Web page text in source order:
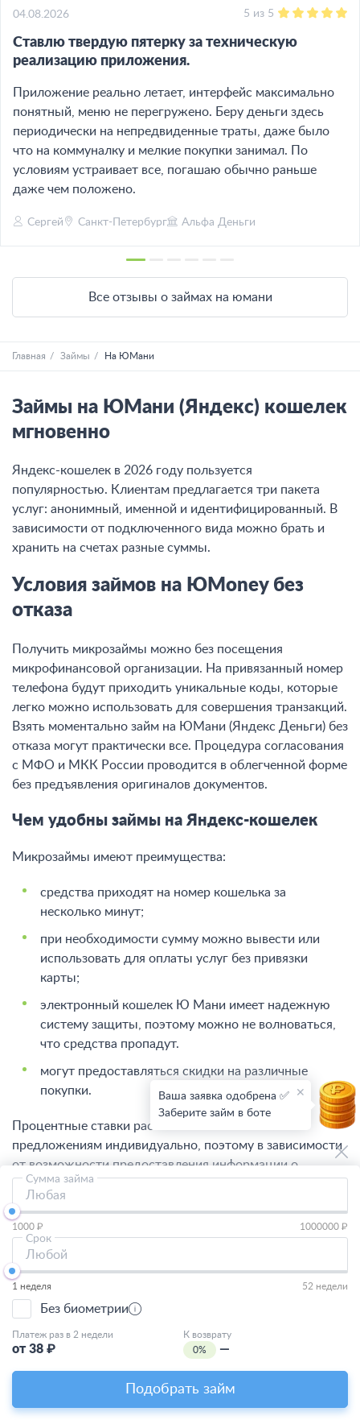
Любая
Сумма займа
1000 ₽ 1000000 ₽
Любой
Срок
1 неделя 52 недели
Без биометрии
Платеж раз в 2 недели
от38 ₽
К возврату
0%
—
Подобрать займ
04.08.2026 5 из 5
Ставлю твердую пятерку за техническую
реализацию приложения.
Приложение реально летает, интерфейс максимально
понятный, меню не перегружено. Беру деньги здесь
периодически на непредвиденные траты, даже было
что на коммуналку и мелкие покупки занимал. По
условиям устраивает все, погашаю обычно раньше
даже чем положено.
Сергей Санкт-Петербург Альфа Деньги
Все отзывы о займах на юмани
Главная Займы На ЮМани
Займы на ЮМани (Яндекс) кошелек
мгновенно
Яндекс-кошелек в 2026 году пользуется
популярностью. Клиентам предлагается три пакета
услуг: анонимный, именной и идентифицированный. В
зависимости от подключенного вида можно брать и
хранить на счетах разные суммы.
Условия займов на ЮMoney без
отказа
Получить микрозаймы можно без посещения
микрофинансовой организации. На привязанный номер
телефона будут приходить уникальные коды, которые
легко можно использовать для совершения транзакций.
Взять моментально займ на ЮМани (Яндекс Деньги) без
отказа могут практически все. Процедура согласования
с МФО и МКК России проводится в облегченной форме
без предъявления оригиналов документов.
Чем удобны займы на Яндекс-кошелек
Микрозаймы имеют преимущества:
средства приходят на номер кошелька за
несколько минут;
при необходимости сумму можно вывести или
использовать для оплаты услуг без привязки
карты;
электронный кошелек Ю Мани имеет надежную
систему защиты, поэтому можно не волноваться,
что средства пропадут.
могут предоставляться скидки на различные
покупки.
Процентные ставки рассчитываются по таким
предложениям индивидуально, поэтому в зависимости
от возможности предоставления информации о
зарплате будет зависеть общая сумма переплаты,
сроки. Можно получить микрокредит с плохой
кредитной историей.
Требования для оформления займов на
ЮМани (Яндекс Деньги)
Оптимальные условия созданы для тех, кто имеет
ежемесячный регулярный доход. Заемщик должен:
иметь постоянную регистрацию на территории
Ваша заявка одобрена ✅
Заберите займ в боте